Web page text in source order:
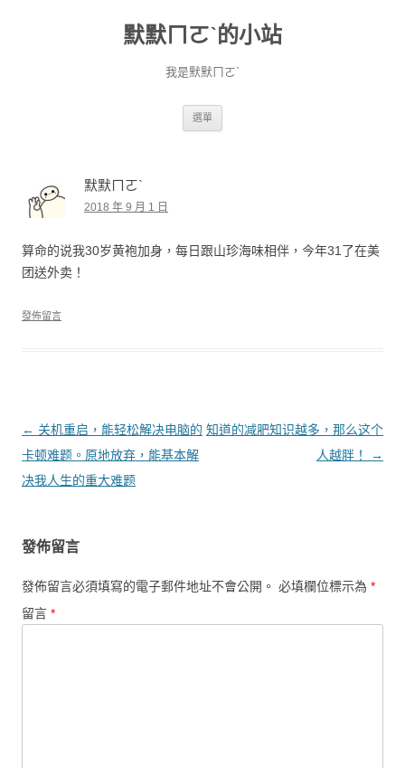
默默ㄇㄛˋ的小站
我是默默ㄇㄛˋ
選單
默默ㄇㄛˋ
2018 年 9 月 1 日
算命的说我30岁黄袍加身，每日跟山珍海味相伴，今年31了在美
团送外卖！
發佈留言
文章導覽
← 关机重启，能轻松解决电脑的
卡顿难题。原地放弃，能基本解
决我人生的重大难题
知道的减肥知识越多，那么这个
人越胖！
→
發佈留言
發佈留言必須填寫的電子郵件地址不會公開。 必填欄位標示為 *
留言 *